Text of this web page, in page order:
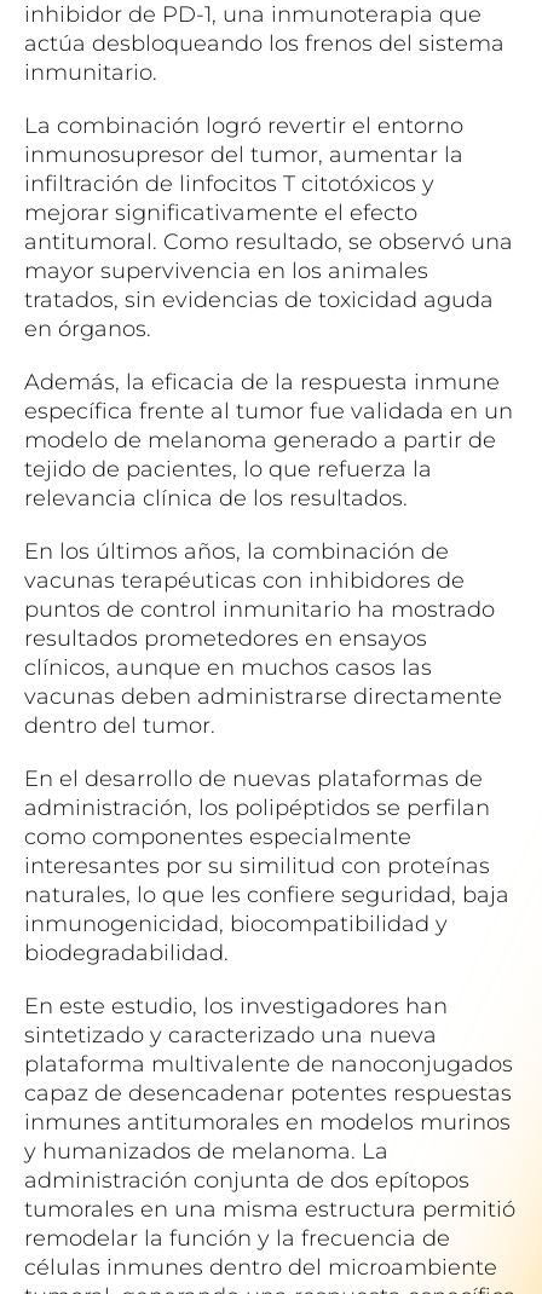
inhibidor de PD-1, una inmunoterapia que
actúa desbloqueando los frenos del sistema
inmunitario.
La combinación logró revertir el entorno
inmunosupresor del tumor, aumentar la
infiltración de linfocitos T citotóxicos y
mejorar significativamente el efecto
antitumoral. Como resultado, se observó una
mayor supervivencia en los animales
tratados, sin evidencias de toxicidad aguda
en órganos.
Además, la eficacia de la respuesta inmune
específica frente al tumor fue validada en un
modelo de melanoma generado a partir de
tejido de pacientes, lo que refuerza la
relevancia clínica de los resultados.
En los últimos años, la combinación de
vacunas terapéuticas con inhibidores de
puntos de control inmunitario ha mostrado
resultados prometedores en ensayos
clínicos, aunque en muchos casos las
vacunas deben administrarse directamente
dentro del tumor.
En el desarrollo de nuevas plataformas de
administración, los polipéptidos se perfilan
como componentes especialmente
interesantes por su similitud con proteínas
naturales, lo que les confiere seguridad, baja
inmunogenicidad, biocompatibilidad y
biodegradabilidad.
En este estudio, los investigadores han
sintetizado y caracterizado una nueva
plataforma multivalente de nanoconjugados
capaz de desencadenar potentes respuestas
inmunes antitumorales en modelos murinos
y humanizados de melanoma. La
administración conjunta de dos epítopos
tumorales en una misma estructura permitió
remodelar la función y la frecuencia de
células inmunes dentro del microambiente